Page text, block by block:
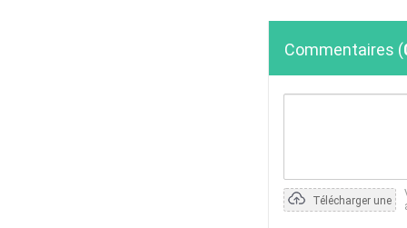
Commentaires (
Télécharger une